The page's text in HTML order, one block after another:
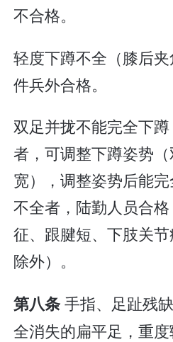
不合格。
轻度下蹲不全（膝后
件兵外合格。
双足并拢不能完全下
者，可调整下蹲姿势
宽），调整姿势后能
不全者，陆勤人员合
征、跟腱短、下肢关
除外）。
第八条手指、足趾残
全消失的扁平足，重度